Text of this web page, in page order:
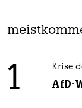
1 Krise
AfD-